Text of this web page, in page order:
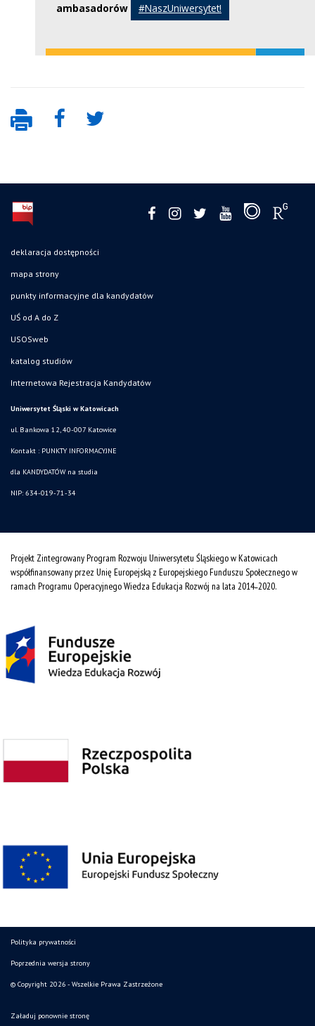
ambasadorów
#NaszUniwersytet!
deklaracja dostępności
mapa strony
punkty informacyjne dla kandydatów
UŚ od A do Z
USOSweb
katalog studiów
Internetowa Rejestracja Kandydatów
Uniwersytet Śląski w Katowicach
ul. Bankowa 12, 40-007 Katowice
Kontakt : PUNKTY INFORMACYJNE
dla KANDYDATÓW na studia
NIP: 634-019-71-34
Projekt Zintegrowany Program Rozwoju Uniwersytetu Śląskiego w Katowicach
współfinansowany przez Unię Europejską z Europejskiego Funduszu Społecznego w
ramach Programu Operacyjnego Wiedza Edukacja Rozwój na lata 2014˗2020.
Polityka prywatności
Poprzednia wersja strony
© Copyright 2026 - Wszelkie Prawa Zastrzeżone
Załaduj ponownie stronę